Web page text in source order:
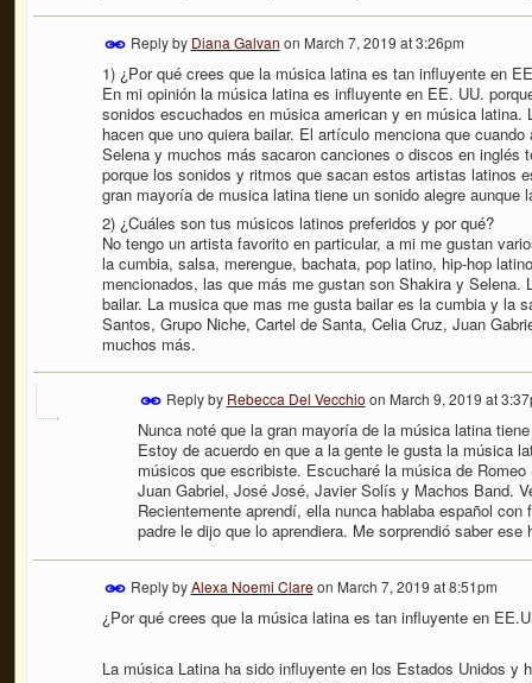
Reply by Diana Galvan on March 7, 2019 at 3:26pm
1) ¿Por qué crees que la música latina es tan influyente en
En mi opinión la música latina es influyente en EE. UU.
sonidos escuchados en música american y en música
hacen que uno quiera bailar. El artículo menciona que
Selena y muchos más sacaron canciones o discos en inglés
porque los sonidos y ritmos que sacan estos artistas latinos
gran mayoría de musica latina tiene un sonido alegre aunque
2) ¿Cuáles son tus músicos latinos preferidos y por qué?
No tengo un artista favorito en particular, a mi me gustan
la cumbia, salsa, merengue, bachata, pop latino, hip-hop
mencionados, las que más me gustan son Shakira y
bailar. La musica que mas me gusta bailar es la cumbia y la
Santos, Grupo Niche, Cartel de Santa, Celia Cruz, Juan
muchos más.
Reply by Rebecca Del Vecchio on March 9, 2019 at
Nunca noté que la gran mayoría de la música latina
Estoy de acuerdo en que a la gente le gusta la música
músicos que escribiste. Escucharé la música de
Juan Gabriel, José José, Javier Solís y Machos Band.
Recientemente aprendí, ella nunca hablaba español
padre le dijo que lo aprendiera. Me sorprendió saber ese
Reply by Alexa Noemi Clareon March 7, 2019 at 8:51pm
¿Por qué crees que la música latina es tan influyente en
La música Latina ha sido influyente en los Estados Unidos y